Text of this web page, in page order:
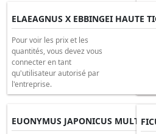
ELAEAGNUS X EBBINGEI HAUTE
Pour voir les prix et les
quantités, vous devez vous
connecter en tant
qu'utilisateur autorisé par
l'entreprise.
EUONYMUS JAPONICUS